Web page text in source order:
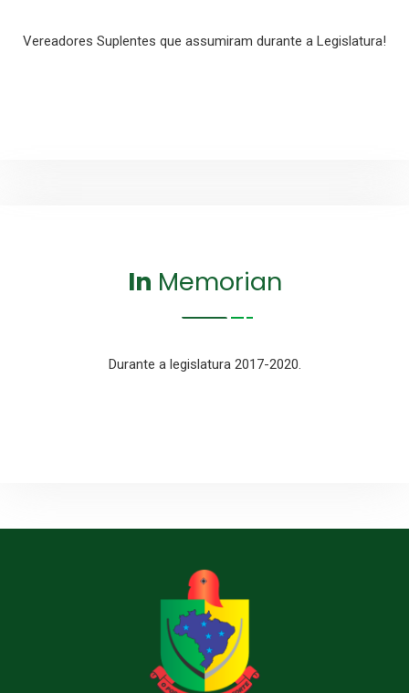
Vereadores Suplentes que assumiram durante a Legislatura!
In Memorian
Durante a legislatura 2017-2020.